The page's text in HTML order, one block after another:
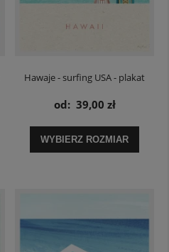
Hawaje - surfing USA - plakat
od: 39,00 zł
WYBIERZ ROZMIAR